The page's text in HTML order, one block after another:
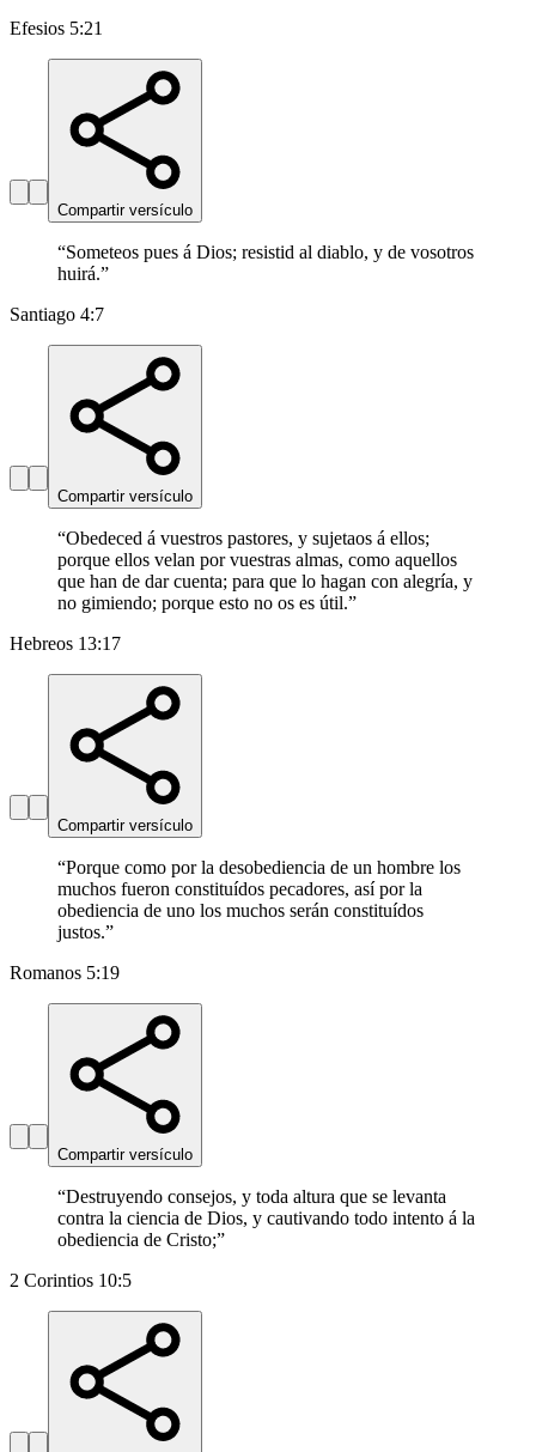
Efesios 5:21
Compartir versículo
“Someteos pues á Dios; resistid al diablo, y de vosotros
huirá.”
Santiago 4:7
Compartir versículo
“Obedeced á vuestros pastores, y sujetaos á ellos;
porque ellos velan por vuestras almas, como aquellos
que han de dar cuenta; para que lo hagan con alegría, y
no gimiendo; porque esto no os es útil.”
Hebreos 13:17
Compartir versículo
“Porque como por la desobediencia de un hombre los
muchos fueron constituídos pecadores, así por la
obediencia de uno los muchos serán constituídos
justos.”
Romanos 5:19
Compartir versículo
“Destruyendo consejos, y toda altura que se levanta
contra la ciencia de Dios, y cautivando todo intento á la
obediencia de Cristo;”
2 Corintios 10:5